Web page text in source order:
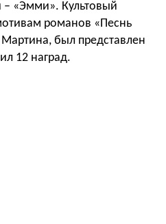
«Эмми». Культовый
романов «Песнь
был представлен
12 наград.